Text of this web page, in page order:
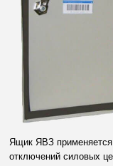
Ящик ЯВЗ
отключений силовых